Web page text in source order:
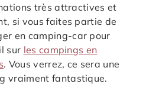
très attractives et
si vous faites partie de
en camping-car pour
sur les campings en
. Vous verrez, ce sera une
vraiment fantastique.